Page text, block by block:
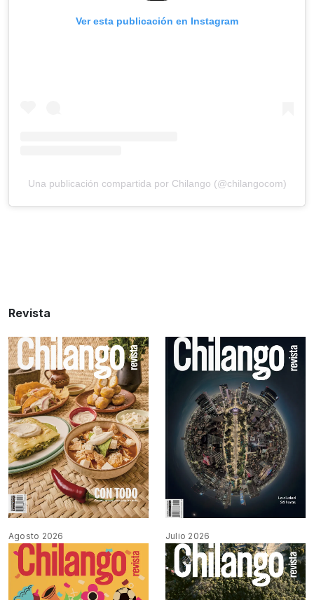
Ver esta publicación en Instagram
Una publicación compartida por Chilango (@chilangocom)
Revista
Agosto 2026 Julio 2026